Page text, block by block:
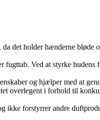
det holder hænderne bløde
Ved at styrke hudens
og hjælper med at
overlegent i forhold til
forstyrrer andre